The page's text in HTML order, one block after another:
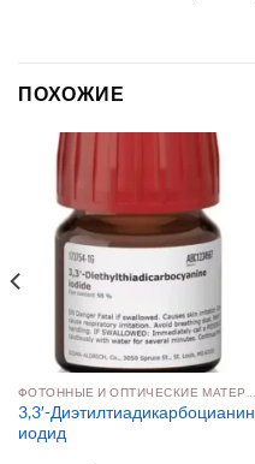
ПОХОЖИЕ
3,3′-Диэтилтиадикарбоцианин
иодид